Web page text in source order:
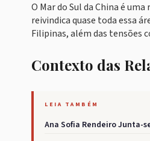
O Mar do Sul da China é
reivindica quase toda essa
Filipinas, além das tensões
Contexto das
LEIA TAMBÉM
Ana Sofia Rendeiro Junta-